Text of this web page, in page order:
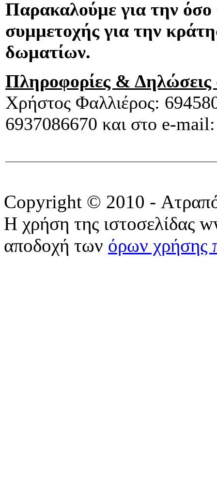
Παρακαλούμε για την
συμμετοχής για την
δωματίων.
Πληροφορίες & Δηλώσεις
Χρήστος Φαλλιέρος:
6937086670 και στο e-
Copyright © 2010 -
Η χρήση της ιστοσελίδας
αποδοχή των όρων χρήσης